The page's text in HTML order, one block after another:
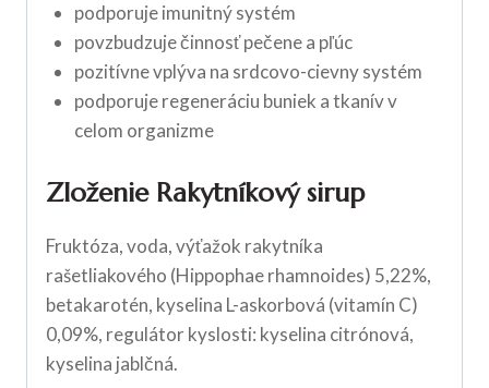
podporuje imunitný systém
povzbudzuje činnosť pečene a pľúc
pozitívne vplýva na srdcovo-cievny systém
podporuje regeneráciu buniek a tkanív v
celom organizme
Zloženie Rakytníkový sirup
Fruktóza, voda, výťažok rakytníka
rašetliakového (Hippophae rhamnoides) 5,22%,
betakarotén, kyselina L-askorbová (vitamín C)
0,09%, regulátor kyslosti: kyselina citrónová,
kyselina jablčná.